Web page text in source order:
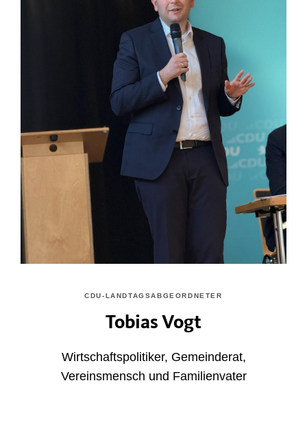
CDU-LANDTAGSABGEORDNETER
Tobias Vogt
Wirtschaftspolitiker, Gemeinderat,
Vereinsmensch und Familienvater